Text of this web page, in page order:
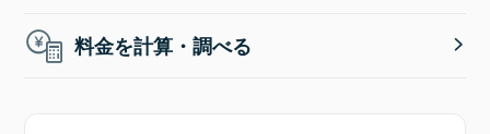
料金を計算・調べる